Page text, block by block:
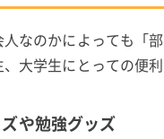
なのかによっても「
大学生にとっての便
や勉強グッズ